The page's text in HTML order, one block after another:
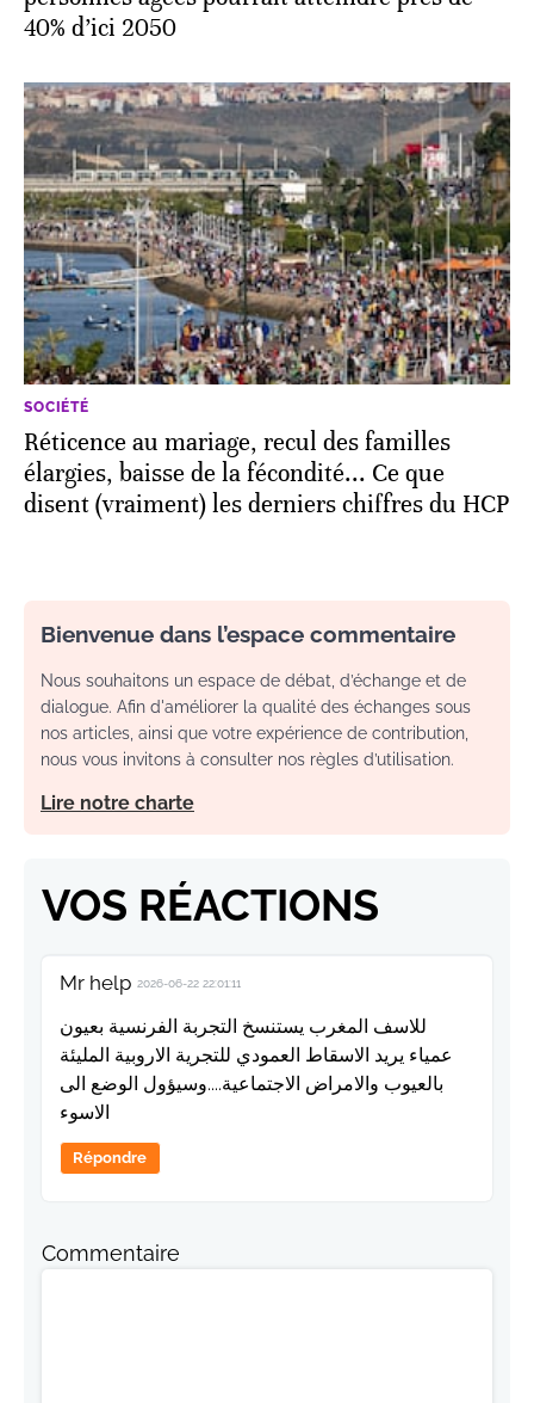
40% d’ici 2050
SOCIÉTÉ
Réticence au mariage, recul des familles
élargies, baisse de la fécondité... Ce que
disent (vraiment) les derniers chiffres du HCP
Bienvenue dans l’espace commentaire
Nous souhaitons un espace de débat, d’échange et de
dialogue. Afin d'améliorer la qualité des échanges sous
nos articles, ainsi que votre expérience de contribution,
nous vous invitons à consulter nos règles d’utilisation.
Lire notre charte
VOS RÉACTIONS
Mr help 2026-06-22 22:01:11
للاسف المغرب يستنسخ التجربة الفرنسية بعيون
عمياء يريد الاسقاط العمودي للتجرية الاروبية المليئة
بالعيوب والامراض الاجتماعية....وسيؤول الوضع الى
الاسوء
Répondre
Commentaire